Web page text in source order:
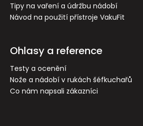
Tipy na vaření a údržbu nádobí
Návod na použití přístroje VakuFit
Ohlasy a reference
Testy a ocenění
Nože a nádobí v rukách šéfkuchařů
Co nám napsali zákazníci